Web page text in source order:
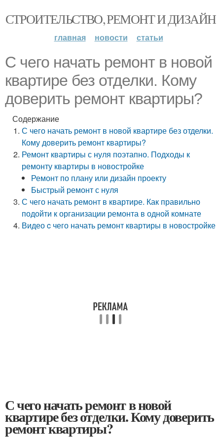
СТРОИТЕЛЬСТВО, РЕМОНТ И ДИЗАЙН
главная новости статьи
С чего начать ремонт в новой
квартире без отделки. Кому
доверить ремонт квартиры?
Содержание
С чего начать ремонт в новой квартире без отделки.
Кому доверить ремонт квартиры?
Ремонт квартиры с нуля поэтапно. Подходы к
ремонту квартиры в новостройке
Ремонт по плану или дизайн проекту
Быстрый ремонт с нуля
С чего начать ремонт в квартире. Как правильно
подойти к организации ремонта в одной комнате
Видео c чего начать ремонт квартиры в новостройке
С чего начать ремонт в новой
квартире без отделки. Кому доверить
ремонт квартиры?